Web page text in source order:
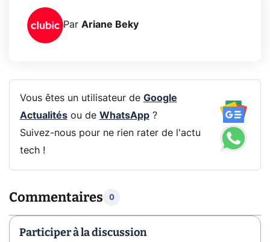
Par Ariane Beky
Vous êtes un utilisateur de Google
Actualitésou de WhatsApp?
Suivez-nous pour ne rien rater de l'actu
tech !
Commentaires 0
Participer à la discussion